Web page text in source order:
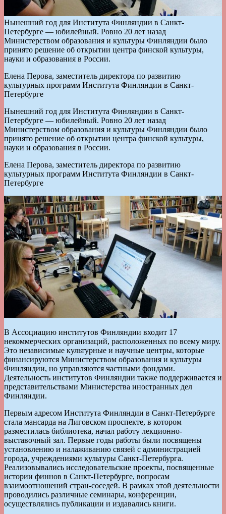
Нынешний год для Института Финляндии в Санкт-
Петербурге — юбилейный. Ровно 20 лет назад
Министерством образования и культуры Финляндии было
принято решение об открытии центра финской культуры,
науки и образования в России.
Елена Перова, заместитель директора по развитию
культурных программ Института Финляндии в Санкт-
Петербурге
Нынешний год для Института Финляндии в Санкт-
Петербурге — юбилейный. Ровно 20 лет назад
Министерством образования и культуры Финляндии было
принято решение об открытии центра финской культуры,
науки и образования в России.
Елена Перова, заместитель директора по развитию
культурных программ Института Финляндии в Санкт-
Петербурге
В Ассоциацию институтов Финляндии входит 17
некоммерческих организаций, расположенных по всему миру.
Это независимые культурные и научные центры, которые
финансируются Министерством образования и культуры
Финляндии, но управляются частными фондами.
Деятельность институтов Финляндии также поддерживается и
представительствами Министерства иностранных дел
Финляндии.
Первым адресом Института Финляндии в Санкт-Петербурге
стала мансарда на Лиговском проспекте, в котором
разместилась библиотека, начал работу лекционно-
выставочный зал. Первые годы работы были посвящены
установлению и налаживанию связей с администрацией
города, учреждениями культуры Санкт-Петербурга.
Реализовывались исследовательские проекты, посвященные
истории финнов в Санкт-Петербурге, вопросам
взаимоотношений стран-соседей. В рамках этой деятельности
проводились различные семинары, конференции,
осуществлялись публикации и издавались книги.